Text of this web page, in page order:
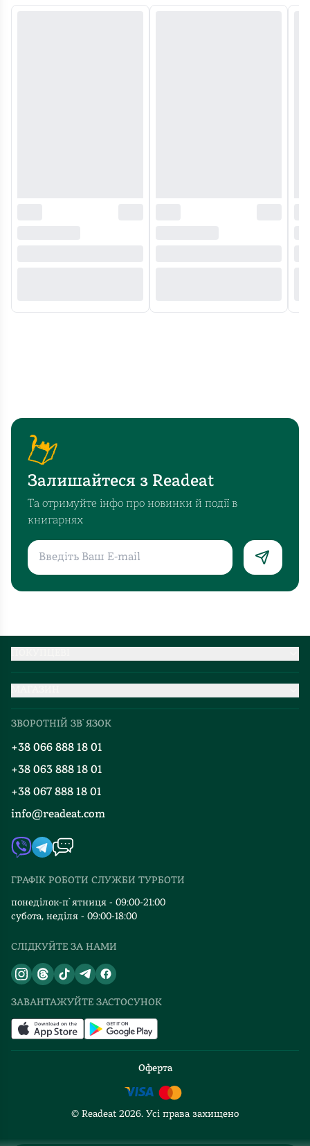
Залишайтеся з Readeat
Та отримуйте інфо про новинки й події в
книгарнях
Про нас
Добірки
Блог
Події
Книгарні
Контакти
Автори
Видавництва
Відгуки та оцінка RDT
Партнерство
ЗВОРОТНІЙ ЗВ`ЯЗОК
+38 066 888 18 01
+38 063 888 18 01
+38 067 888 18 01
info@readeat.com
ГРАФІК РОБОТИ СЛУЖБИ ТУРБОТИ
понеділок-п`ятниця - 09:00-21:00
субота, неділя - 09:00-18:00
СЛІДКУЙТЕ ЗА НАМИ
ЗАВАНТАЖУЙТЕ ЗАСТОСУНОК
Оферта
© Readeat 2026. Усі права захищено